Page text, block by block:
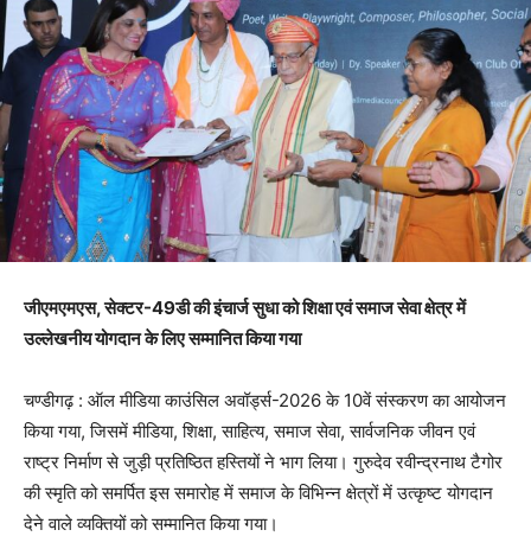
जीएमएमएस, सेक्टर-49डी की इंचार्ज सुधा को शिक्षा एवं समाज सेवा क्षेत्र में
उल्लेखनीय योगदान के लिए सम्मानित किया गया
चण्डीगढ़ : ऑल मीडिया काउंसिल अवॉर्ड्स-2026 के 10वें संस्करण का आयोजन
किया गया, जिसमें मीडिया, शिक्षा, साहित्य, समाज सेवा, सार्वजनिक जीवन एवं
राष्ट्र निर्माण से जुड़ी प्रतिष्ठित हस्तियों ने भाग लिया। गुरुदेव रवीन्द्रनाथ टैगोर
की स्मृति को समर्पित इस समारोह में समाज के विभिन्न क्षेत्रों में उत्कृष्ट योगदान
देने वाले व्यक्तियों को सम्मानित किया गया।